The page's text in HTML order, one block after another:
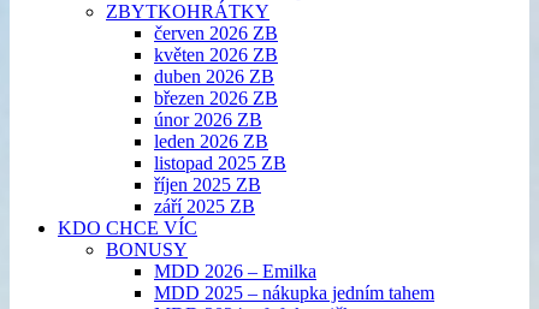
ZBYTKOHRÁTKY
červen 2026 ZB
květen 2026 ZB
duben 2026 ZB
březen 2026 ZB
únor 2026 ZB
leden 2026 ZB
listopad 2025 ZB
říjen 2025 ZB
září 2025 ZB
KDO CHCE VÍC
BONUSY
MDD 2026 – Emilka
MDD 2025 – nákupka jedním tahem